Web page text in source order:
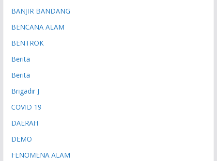
BANJIR BANDANG
BENCANA ALAM
BENTROK
Berita
Berita
Brigadir J
COVID 19
DAERAH
DEMO
FENOMENA ALAM